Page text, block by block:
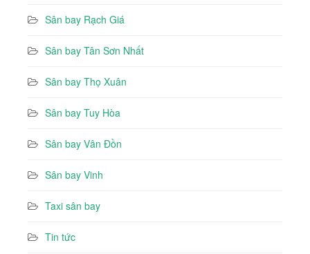
Sân bay Rạch Giá
Sân bay Tân Sơn Nhất
Sân bay Thọ Xuân
Sân bay Tuy Hòa
Sân bay Vân Đồn
Sân bay Vinh
Taxi sân bay
Tin tức